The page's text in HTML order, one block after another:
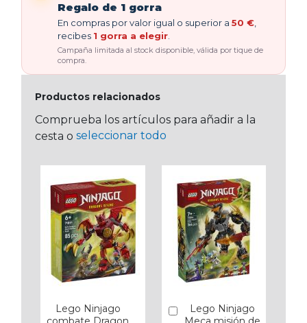
Regalo de 1 gorra
En compras por valor igual o superior a 50 €
recibes 1 gorra a elegir
Campaña limitada al stock disponible, válida por tique de
compra.
Productos relacionados
Comprueba los artículos para añadir a la
cesta o seleccionar todo
Lego Ninjago
Lego Ninjago
Añadir